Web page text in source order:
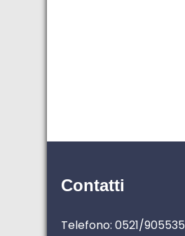
Contatti
Telefono: 0521/905535